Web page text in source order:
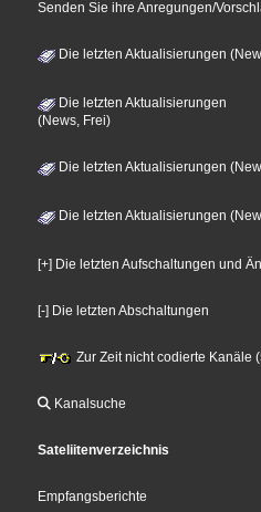
Senden Sie ihre Anregungen/
Die letzten Aktualisierungen
Die letzten Aktualisierungen
(News, Frei)
Die letzten Aktualisierungen
Die letzten Aktualisierungen
[+] Die letzten Aufschaltungen und
[-] Die letzten Abschaltungen
Zur Zeit nicht codierte Kanäle
Kanalsuche
Sateliitenverzeichnis
Empfangsberichte